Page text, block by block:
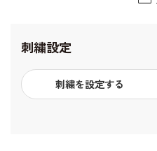
刺繍設定
刺繍を設定する